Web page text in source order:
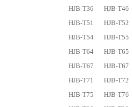
HJB-T36
HJB-T46
HJB-T51
HJB-T52
HJB-T54
HJB-T55
HJB-T64
HJB-T65
HJB-T67
HJB-T67
HJB-T71
HJB-T72
HJB-T75
HJB-T76